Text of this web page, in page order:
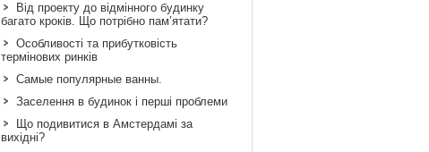
Від проекту до відмінного будинку
багато кроків. Що потрібно пам’ятати?
Особливості та прибутковість
термінових ринків
Самые популярные ванны.
Заселення в будинок і перші проблеми
Що подивитися в Амстердамі за
вихідні?